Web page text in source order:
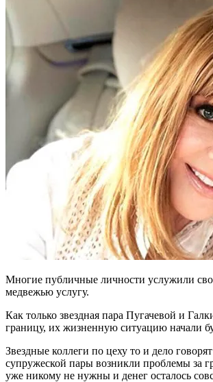
Многие публичные личности услужили
медвежью услугу.
Как только звездная пара Пугачевой и
границу, их жизненную ситуацию начали
Звездные коллеги по цеху то и дело
супружеской пары возникли проблемы за
уже никому не нужны и денег осталось